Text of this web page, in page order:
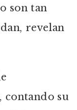
son tan
revelan
contando su